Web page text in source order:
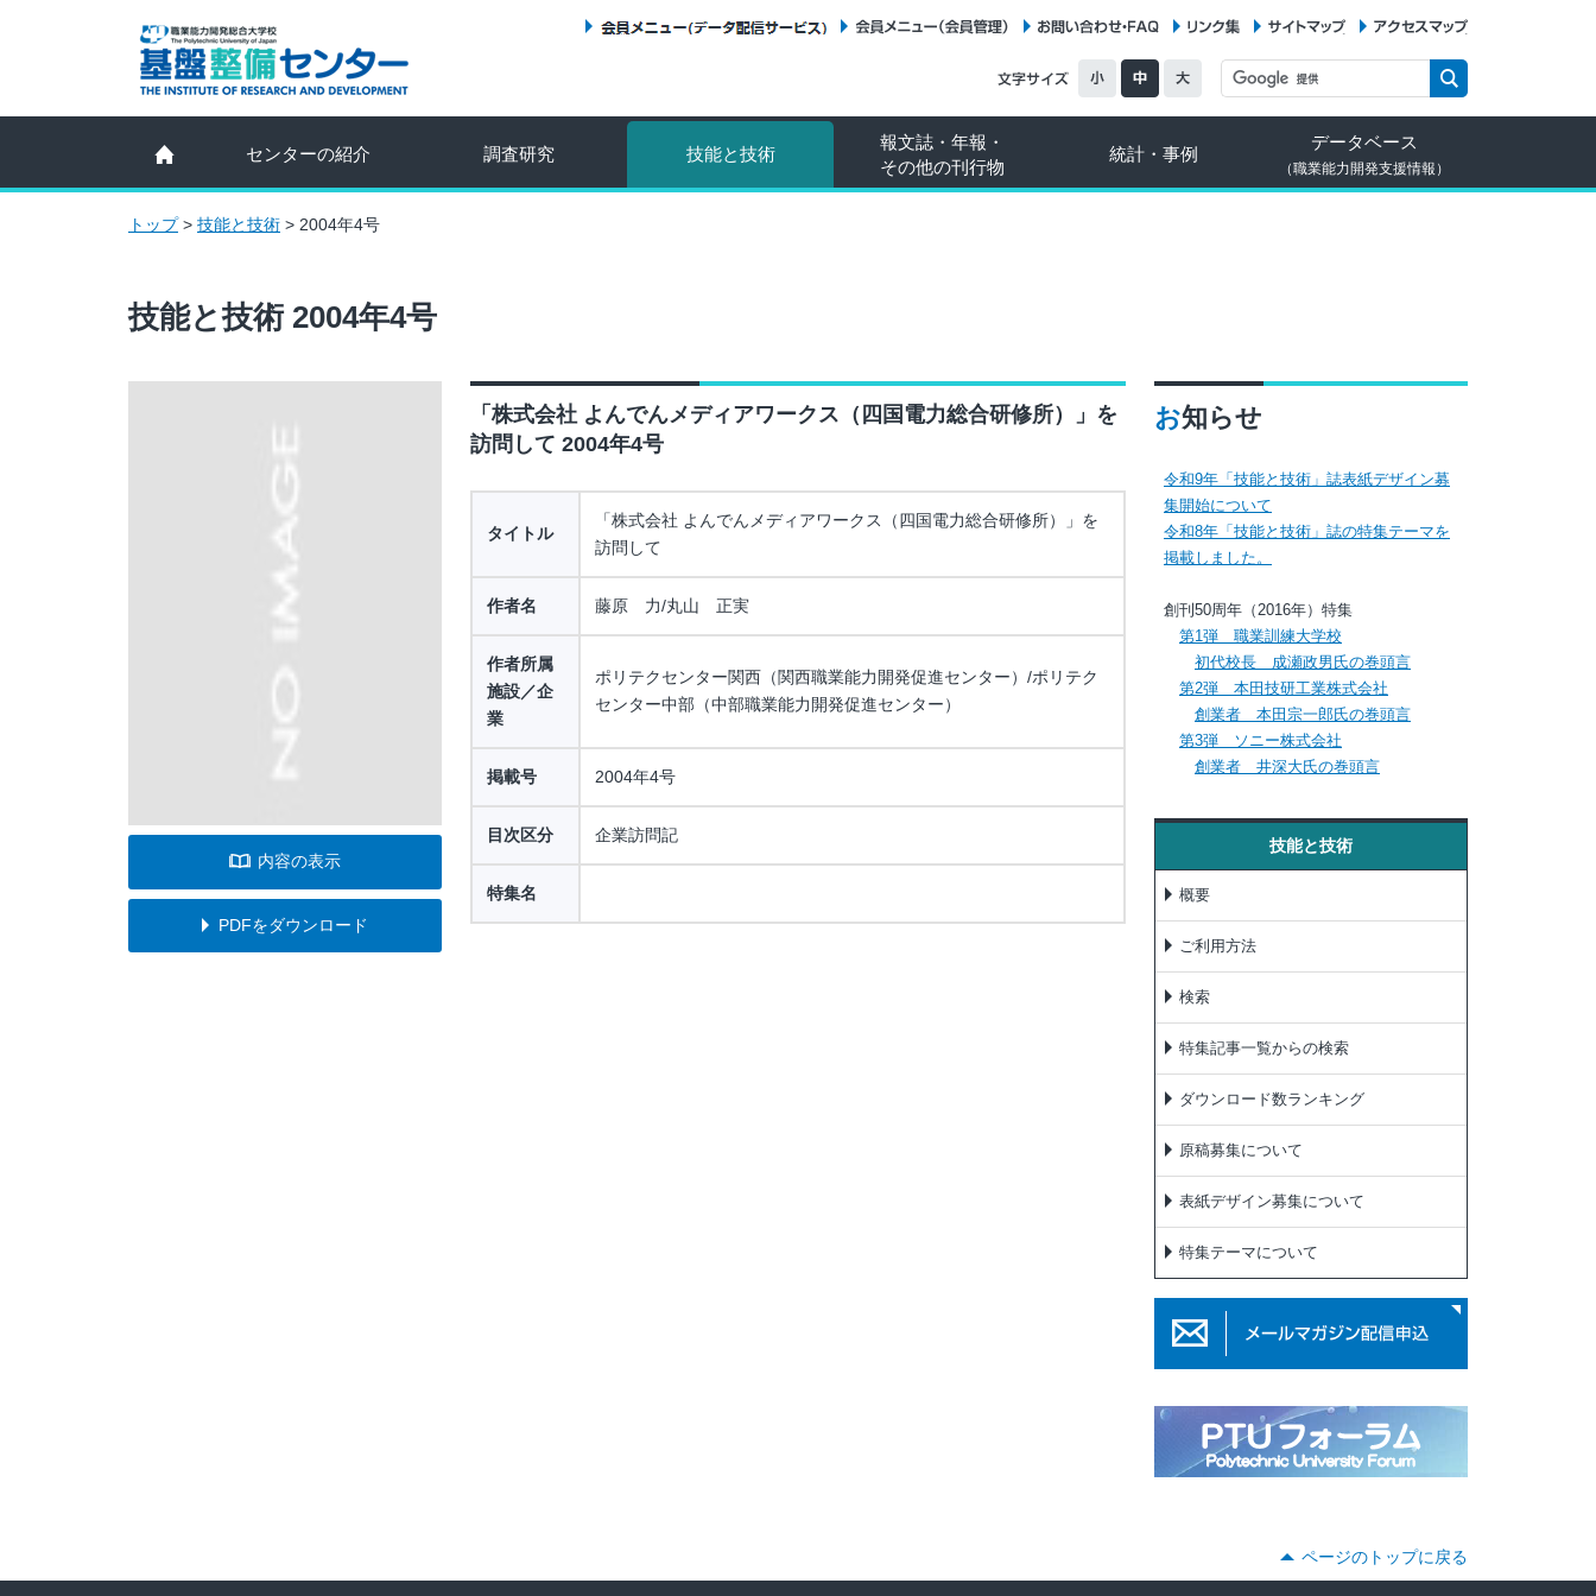
センターの紹介 調査研究 技能と技術
報文誌・年報・
その他の刊行物
統計・事例
データベース
（職業能力開発支援情報）
トップ> 技能と技術 > 2004年4号
技能と技術 2004年4号
内容の表示
PDFをダウンロード
「株式会社 よんでんメディアワークス（四国電力総合研修所）」を
訪問して 2004年4号
タイトル
「株式会社 よんでんメディアワークス（四国電力総合研修所）」を
訪問して
作者名 藤原 力/丸山 正実
作者所属
施設／企
業
ポリテクセンター関西（関西職業能力開発促進センター）/ポリテク
センター中部（中部職業能力開発促進センター）
掲載号 2004年4号
目次区分 企業訪問記
特集名
お知らせ
令和9年「技能と技術」誌表紙デザイン募
集開始について
令和8年「技能と技術」誌の特集テーマを
掲載しました。
創刊50周年（2016年）特集
第1弾 職業訓練大学校
初代校長 成瀬政男氏の巻頭言
第2弾 本田技研工業株式会社
創業者 本田宗一郎氏の巻頭言
第3弾 ソニー株式会社
創業者 井深大氏の巻頭言
技能と技術
概要
ご利用方法
検索
特集記事一覧からの検索
ダウンロード数ランキング
原稿募集について
表紙デザイン募集について
特集テーマについて
ページのトップに戻る